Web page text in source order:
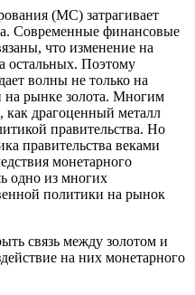
(МС) затрагивает
Современные финансовые
что изменение на
остальных. Поэтому
волны не только на
рынке золота. Многим
как драгоценный металл
правительства. Но
правительства веками
монетарного
одно из многих
политики на рынок
связь между золотом и
на них монетарного